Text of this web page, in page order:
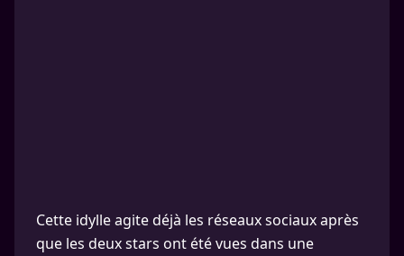
Cette idylle agite déjà les réseaux sociaux après
que les deux stars ont été vues dans une